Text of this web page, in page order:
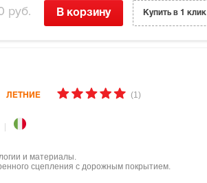
руб. В корзину Купить в 1 клик
ЛЕТНИЕ (1)
и материалы.
сцепления с дорожным покрытием.